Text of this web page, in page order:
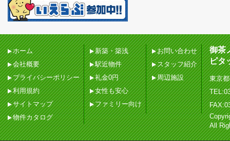
ホーム
会社概要
プライバシーポリシー
利用規約
サイトマップ
物件カタログ
新築・築浅
駅近物件
礼金0円
女性も安心
ファミリー向け
お問い合わせ
スタッフ紹介
周辺施設
御茶
ピタ
東京
All